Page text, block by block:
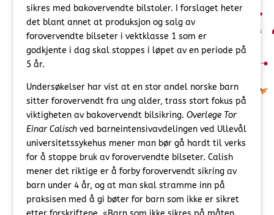
sikres med bakovervendte bilstoler. I forslaget heter
det blant annet at produksjon og salg av
forovervendte bilseter i vektklasse 1 som er
godkjente i dag skal stoppes i løpet av en periode på
5 år.
Undersøkelser har vist at en stor andel norske barn
sitter forovervendt fra ung alder, trass stort fokus på
viktigheten av bakovervendt bilsikring. Overlege Tor
Einar Calischved barneintensivavdelingen ved Ullevål
universitetssykehus mener man bør gå hardt til verks
for å stoppe bruk av forovervendte bilseter. Calish
mener det riktige er å forby forovervendt sikring av
barn under 4 år, og at man skal stramme inn på
praksisen med å gi bøter for barn som ikke er sikret